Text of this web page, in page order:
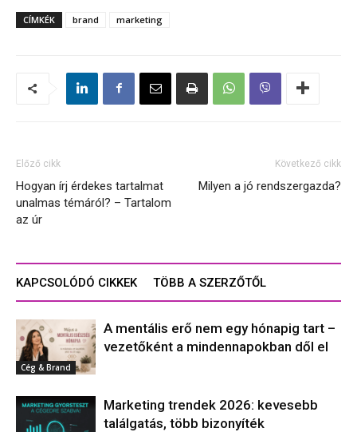
CÍMKÉK brand marketing
Előző cikk
Hogyan írj érdekes tartalmat
unalmas témáról? – Tartalom
az úr
Következő cikk
Milyen a jó rendszergazda?
KAPCSOLÓDÓ CIKKEK TÖBB A SZERZŐTŐL
Cég & Brand
A mentális erő nem egy hónapig tart –
vezetőként a mindennapokban dől el
Marketing trendek 2026: kevesebb
találgatás, több bizonyíték